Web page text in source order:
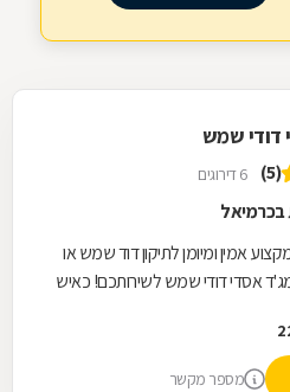
דודי שמש
(5) 6 דירוגים
בכרמיאל
אמין ומיומן לתיקון דוד שמש או
אסדי דודי שמש לשירותכם! כאיש
מספר מקשר